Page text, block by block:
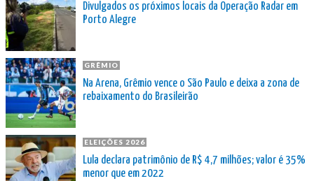
Divulgados os próximos locais da Operação Radar em
Porto Alegre
GRÊMIO
Na Arena, Grêmio vence o São Paulo e deixa a zona de
rebaixamento do Brasileirão
ELEIÇÕES 2026
Lula declara patrimônio de R$ 4,7 milhões; valor é 35%
menor que em 2022